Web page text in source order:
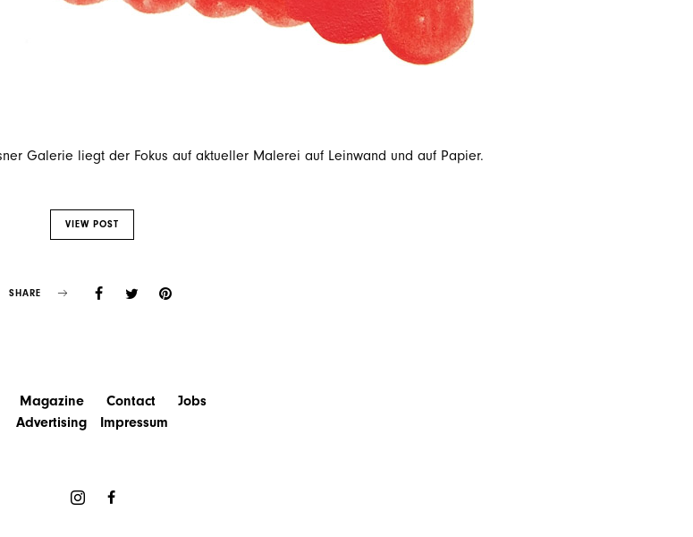
Galerie liegt der Fokus auf aktueller Malerei auf Leinwand und auf Papier.
VIEW POST
SHARE
Magazine Contact
Jobs
Advertising
Impressum